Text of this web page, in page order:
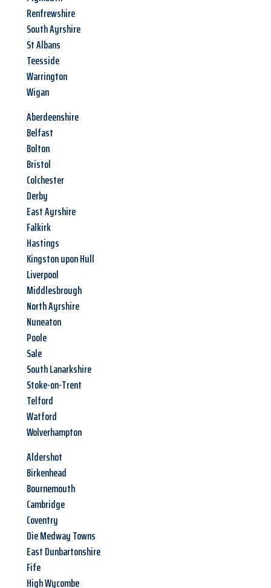
Renfrewshire
South Ayrshire
St Albans
Teesside
Warrington
Wigan
Aberdeenshire
Belfast
Bolton
Bristol
Colchester
Derby
East Ayrshire
Falkirk
Hastings
Kingston upon Hull
Liverpool
Middlesbrough
North Ayrshire
Nuneaton
Poole
Sale
South Lanarkshire
Stoke-on-Trent
Telford
Watford
Wolverhampton
Aldershot
Birkenhead
Bournemouth
Cambridge
Coventry
Die Medway Towns
East Dunbartonshire
Fife
High Wycombe